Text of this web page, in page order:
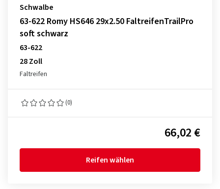
Schwalbe
63-622 Romy HS646 29x2.50 FaltreifenTrailPro
soft schwarz
63-622
28 Zoll
Faltreifen
(0)
66,02 €
Reifen wählen